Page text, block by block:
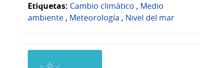
Etiquetas: Cambio climático , Medio
ambiente , Meteorología , Nivel del mar